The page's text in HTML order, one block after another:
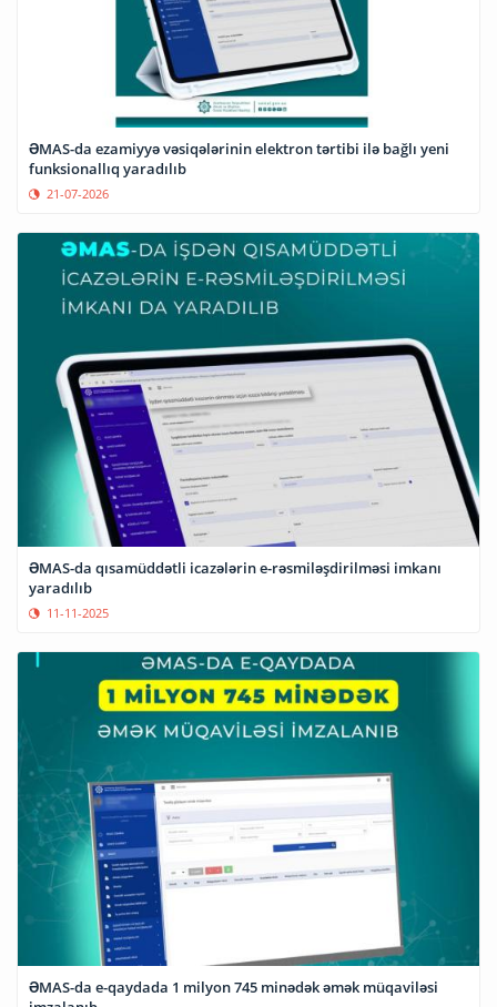
ƏMAS-da ezamiyyə vəsiqələrinin elektron tərtibi ilə bağlı yeni
funksionallıq yaradılıb
21-07-2026
ƏMAS-da qısamüddətli icazələrin e-rəsmiləşdirilməsi imkanı
yaradılıb
11-11-2025
ƏMAS-da e-qaydada 1 milyon 745 minədək əmək müqaviləsi